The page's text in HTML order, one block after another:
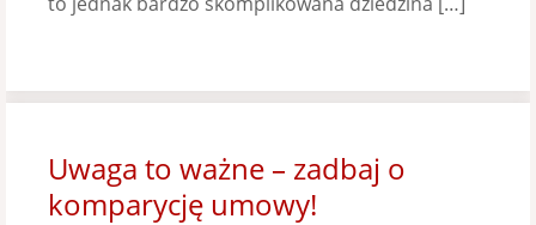
Uwaga to ważne – zadbaj o
komparycję umowy!